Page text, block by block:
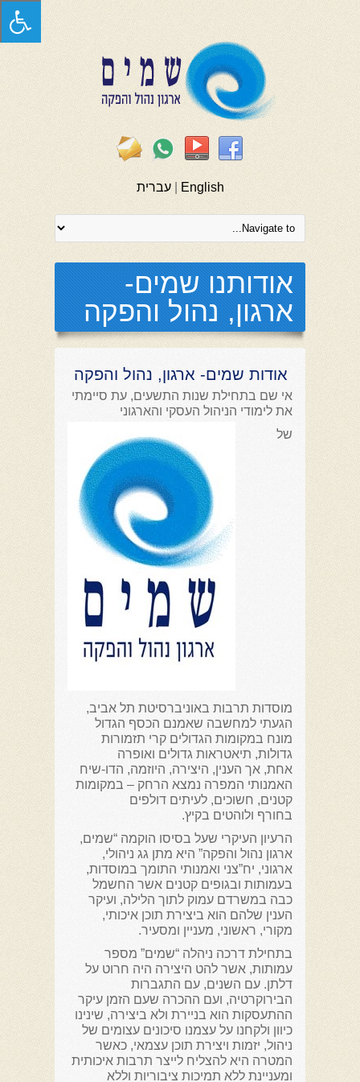
English
|עברית
אודותנו שמים-
ארגון, נהול והפקה
אודות שמים- ארגון, נהול והפקה
אי שם בתחילת שנות התשעים, עת סיימתי
את לימודי הניהול העסקי והארגוני
של
מוסדות תרבות באוניברסיטת תל אביב,
הגעתי למחשבה שאמנם הכסף הגדול
מונח במקומות הגדולים קרי תזמורות
גדולות, תיאטראות גדולים ואופרה
אחת, אך הענין, היצירה, היוזמה, הדו-שיח
האמנותי המפרה נמצא הרחק – במקומות
קטנים, חשוכים, לעיתים דולפים
בחורף ולוהטים בקיץ.
הרעיון העיקרי שעל בסיסו הוקמה “שמים,
ארגון נהול והפקה” היא מתן גג ניהולי,
ארגוני, יח”צני ואמנותי התומך במוסדות,
בעמותות ובגופים קטנים אשר החשמל
כבה במשרדם עמוק לתוך הלילה, ועיקר
הענין שלהם הוא ביצירת תוכן איכותי,
מקורי, ראשוני, מעניין ומסעיר.
בתחילת דרכה ניהלה “שמים” מספר
עמותות, אשר להט היצירה היה חרוט על
דלתן. עם השנים, עם התגברות
הבירוקרטיה, ועם ההכרה שעם הזמן עיקר
ההתעסקות הוא בניירת ולא ביצירה, שינינו
כיוון ולקחנו על עצמנו סיכונים עצומים של
ניהול, יזמות ויצירת תוכן עצמאי, כאשר
המטרה היא להצליח לייצר תרבות איכותית
ומעניינת ללא תמיכות ציבוריות וללא